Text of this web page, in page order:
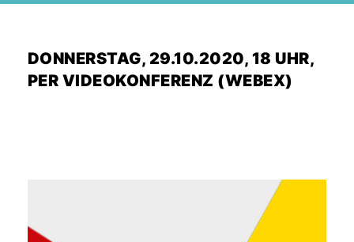
DONNERSTAG, 29.10.2020, 18 UHR,
PER VIDEOKONFERENZ (WEBEX)